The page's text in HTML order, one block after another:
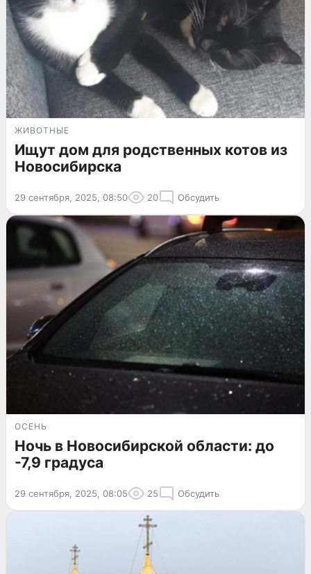
ЖИВОТНЫЕ
Ищут дом для родственных котов из
Новосибирска
29 сентября, 2025, 08:50 20 Обсудить
ОСЕНЬ
Ночь в Новосибирской области: до
-7,9 градуса
29 сентября, 2025, 08:05 25 Обсудить